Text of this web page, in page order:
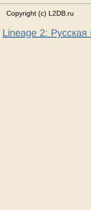
Copyright (c) L2DB.ru
Lineage 2: Русская